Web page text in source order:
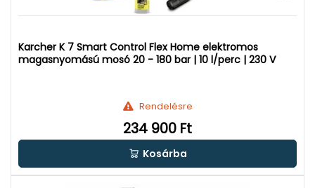
Karcher K 7 Smart Control Flex Home elektromos
magasnyomású mosó 20 - 180 bar | 10 l/perc | 230 V
Rendelésre
234 900 Ft
Kosárba